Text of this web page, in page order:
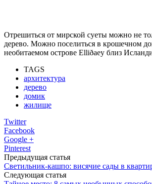
Отрешиться от мирской суеты можно не
дерево. Можно поселиться в крошечном
необитаемом острове Elliðaey близ
TAGS
архитектура
дерево
домик
жилище
Twitter
Facebook
Google +
Pinterest
Предыдущая статья
Светильник-кашпо: висячие сады в
Следующая статья